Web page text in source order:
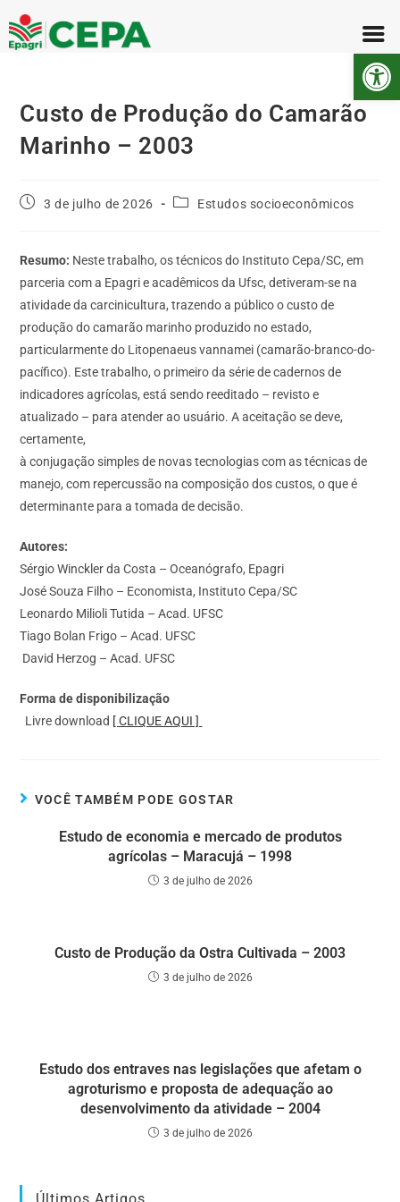
Custo de Produção do Camarão
Marinho – 2003
3 de julho de 2026 Estudos socioeconômicos
Resumo: Neste trabalho, os técnicos do Instituto Cepa/SC, em
parceria com a Epagri e acadêmicos da Ufsc, detiveram-se na
atividade da carcinicultura, trazendo a público o custo de
produção do camarão marinho produzido no estado,
particularmente do Litopenaeus vannamei (camarão-branco-do-
pacífico). Este trabalho, o primeiro da série de cadernos de
indicadores agrícolas, está sendo reeditado – revisto e
atualizado – para atender ao usuário. A aceitação se deve,
certamente,
à conjugação simples de novas tecnologias com as técnicas de
manejo, com repercussão na composição dos custos, o que é
determinante para a tomada de decisão.
Autores:
Sérgio Winckler da Costa – Oceanógrafo, Epagri
José Souza Filho – Economista, Instituto Cepa/SC
Leonardo Milioli Tutida – Acad. UFSC
Tiago Bolan Frigo – Acad. UFSC
David Herzog – Acad. UFSC
Forma de disponibilização
Livre download [ CLIQUE AQUI ]
VOCÊ TAMBÉM PODE GOSTAR
Estudo de economia e mercado de produtos
agrícolas – Maracujá – 1998
3 de julho de 2026
Custo de Produção da Ostra Cultivada – 2003
3 de julho de 2026
Estudo dos entraves nas legislações que afetam o
agroturismo e proposta de adequação ao
desenvolvimento da atividade – 2004
3 de julho de 2026